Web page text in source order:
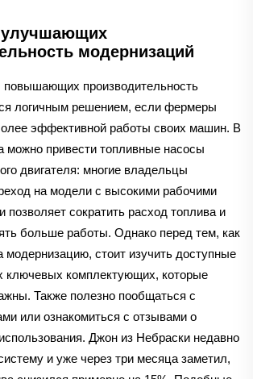
модернизаций
повышающих производительность
логичным решением, если фермеры
эффективной работы своих машин. В
можно привести топливные насосы
двигателя: многие владельцы
на модели с высокими рабочими
позволяет сократить расход топлива и
больше работы. Однако перед тем, как
модернизацию, стоит изучить доступные
ключевых комплектующих, которые
Также полезно пообщаться с
или ознакомиться с отзывами о
Джон из Небраски недавно
и уже через три месяца заметил,